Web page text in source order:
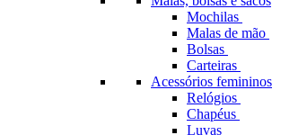
Mochilas
Malas de mão
Bolsas
Carteiras
Acessórios femininos
Relógios
Chapéus
Luvas